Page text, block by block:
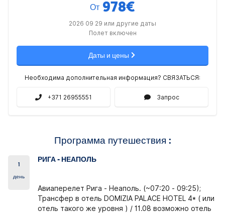
От 978€
2026 09 29 или другие даты
Полет включен
Даты и цены
Необходима дополнительная информация? СВЯЗАТЬСЯ:
+371 26955551 Запрос
Программа путешествия :
1
день
РИГА - НЕАПОЛЬ
Авиаперелет Рига - Неаполь. (~07:20 - 09:25);
Трансфер в отель DOMIZIA PALACE HOTEL 4* ( или
отель такого же уровня ) /11.08 возможно отель